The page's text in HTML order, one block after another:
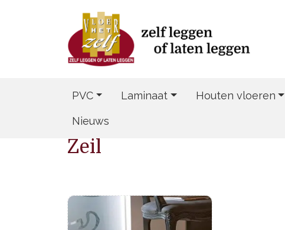
PVC Laminaat Houten vloeren
Nieuws
Zeil